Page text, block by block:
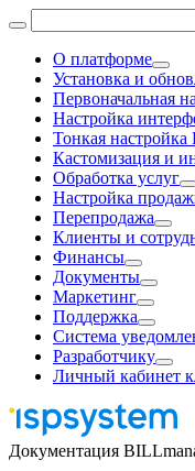
О платформе
Установка и
Первоначальная
Настройка
Тонкая
Кастомизация и
Обработка услуг
Настройка
Перепродажа
Клиенты и
Финансы
Документы
Маркетинг
Поддержка
Система
Разработчику
Личный кабинет
Документация